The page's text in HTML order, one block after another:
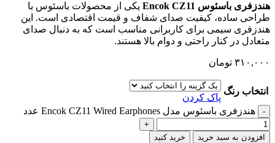
هندزفری باسئوس Encok CZ11
یکی از محصولات باسئوس با
طراحی ساده، کیفیت صدای شفاف و قیمت اقتصادی است. این
هندزفری سیمی برای کاربرانی مناسب است که به دنبال صدای
متعادل در کنار راحتی و دوام بالا هستند.
۳۱۰,۰۰۰ تومان
انتخاب رنگ
پاک کردن
هندزفری باسئوس مدل Encok CZ11 Wired Earphones عدد
افزودن به سبد خرید خرید کنید